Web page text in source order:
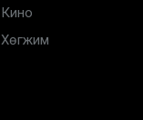
Кино
Хөгжим